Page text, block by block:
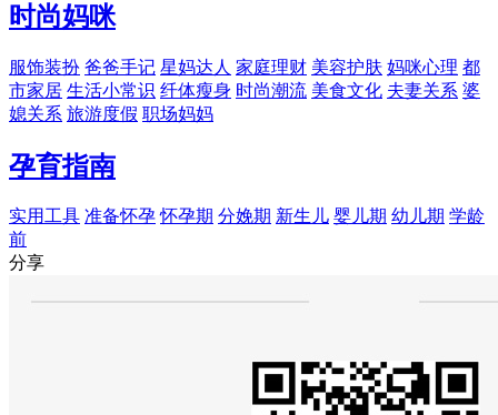
时尚妈咪
服饰装扮 爸爸手记 星妈达人 家庭理财 美容护肤 妈咪心理 都
市家居 生活小常识 纤体瘦身 时尚潮流 美食文化 夫妻关系 婆
媳关系 旅游度假 职场妈妈
孕育指南
实用工具 准备怀孕 怀孕期 分娩期 新生儿 婴儿期 幼儿期 学龄
前
分享